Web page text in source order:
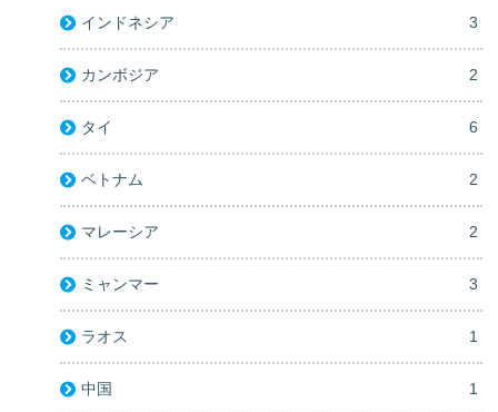
インドネシア 3
カンボジア 2
タイ 6
ベトナム 2
マレーシア 2
ミャンマー 3
ラオス 1
中国 1